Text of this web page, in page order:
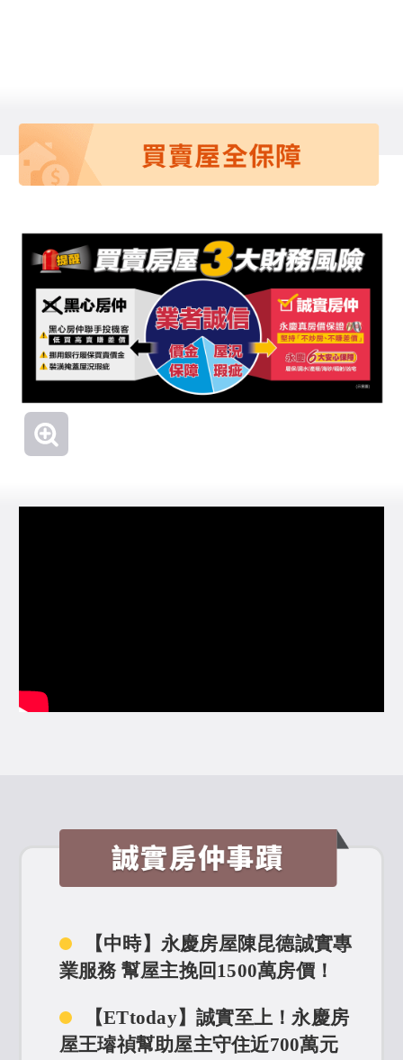
【中時】永慶房屋陳昆德誠實專
業服務 幫屋主挽回1500萬房價！
【ETtoday】誠實至上！永慶房
屋王璿禎幫助屋主守住近700萬元